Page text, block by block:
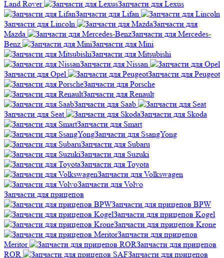
Land Rover
Запчасти для Lexus
Запчасти для Lifan
Запчасти для Lincoln
Запчасти для
Mazda
Запчасти для Mercedes-
Benz
Запчасти для Mini
Запчасти для Mitsubishi
Запчасти для Nissan
Запчасти для Opel
Запчасти для Peugeot
Запчасти для Porsche
Запчасти для Renault
Запчасти для Saab
Запчасти для Seat
Запчасти для Skoda
Запчасти для Smart
Запчасти для SsangYong
Запчасти для Subaru
Запчасти для Suzuki
Запчасти для Toyota
Запчасти для Volkswagen
Запчасти для Volvo
Запчасти для прицепов
Запчасти для прицепов BPW
Запчасти для прицепов Kogel
Запчасти для прицепов Krone
Запчасти для прицепов
Meritor
Запчасти для прицепов
ROR
Запчасти для прицепов